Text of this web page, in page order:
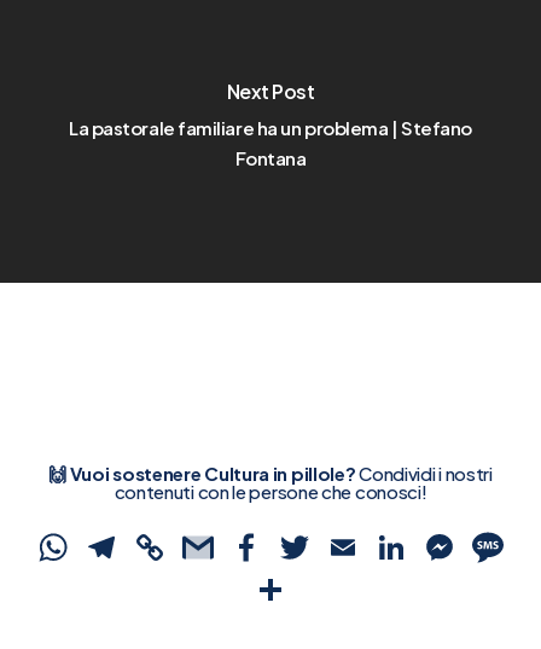
Next Post
La pastorale familiare ha un problema | Stefano
Fontana
🙌 Vuoi sostenere Cultura in pillole?Condividi i nostri
contenuti con le persone che conosci!
WhatsApp
Telegram
CopyGmailFacebook
Twitter
Email